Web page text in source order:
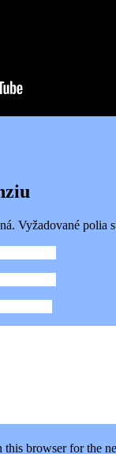
Vyžadované polia
this browser for the